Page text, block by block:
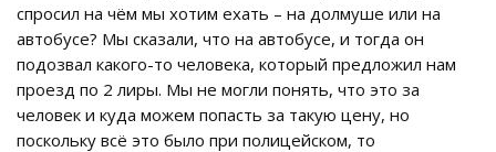
спросил на чём мы хотим ехать – на долмуше или на
автобусе? Мы сказали, что на автобусе, и тогда он
подозвал какого-то человека, который предложил нам
проезд по 2 лиры. Мы не могли понять, что это за
человек и куда можем попасть за такую цену, но
поскольку всё это было при полицейском, то